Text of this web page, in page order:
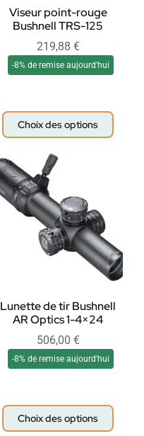
Viseur point-rouge
Bushnell TRS-125
219,88 €
-8% de remise aujourd'hui
Choix des options
Lunette de tir Bushnell
AR Optics 1-4×24
506,00 €
-8% de remise aujourd'hui
Choix des options